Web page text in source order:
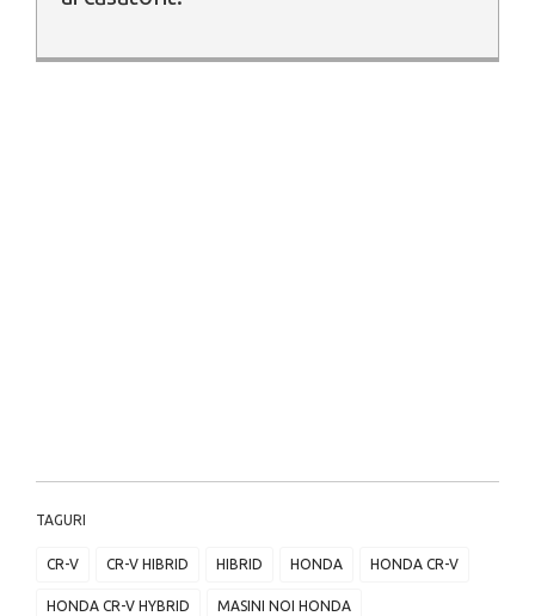
TAGURI
CR-V CR-V HIBRID HIBRID HONDA HONDA CR-V
HONDA CR-V HYBRID MASINI NOI HONDA